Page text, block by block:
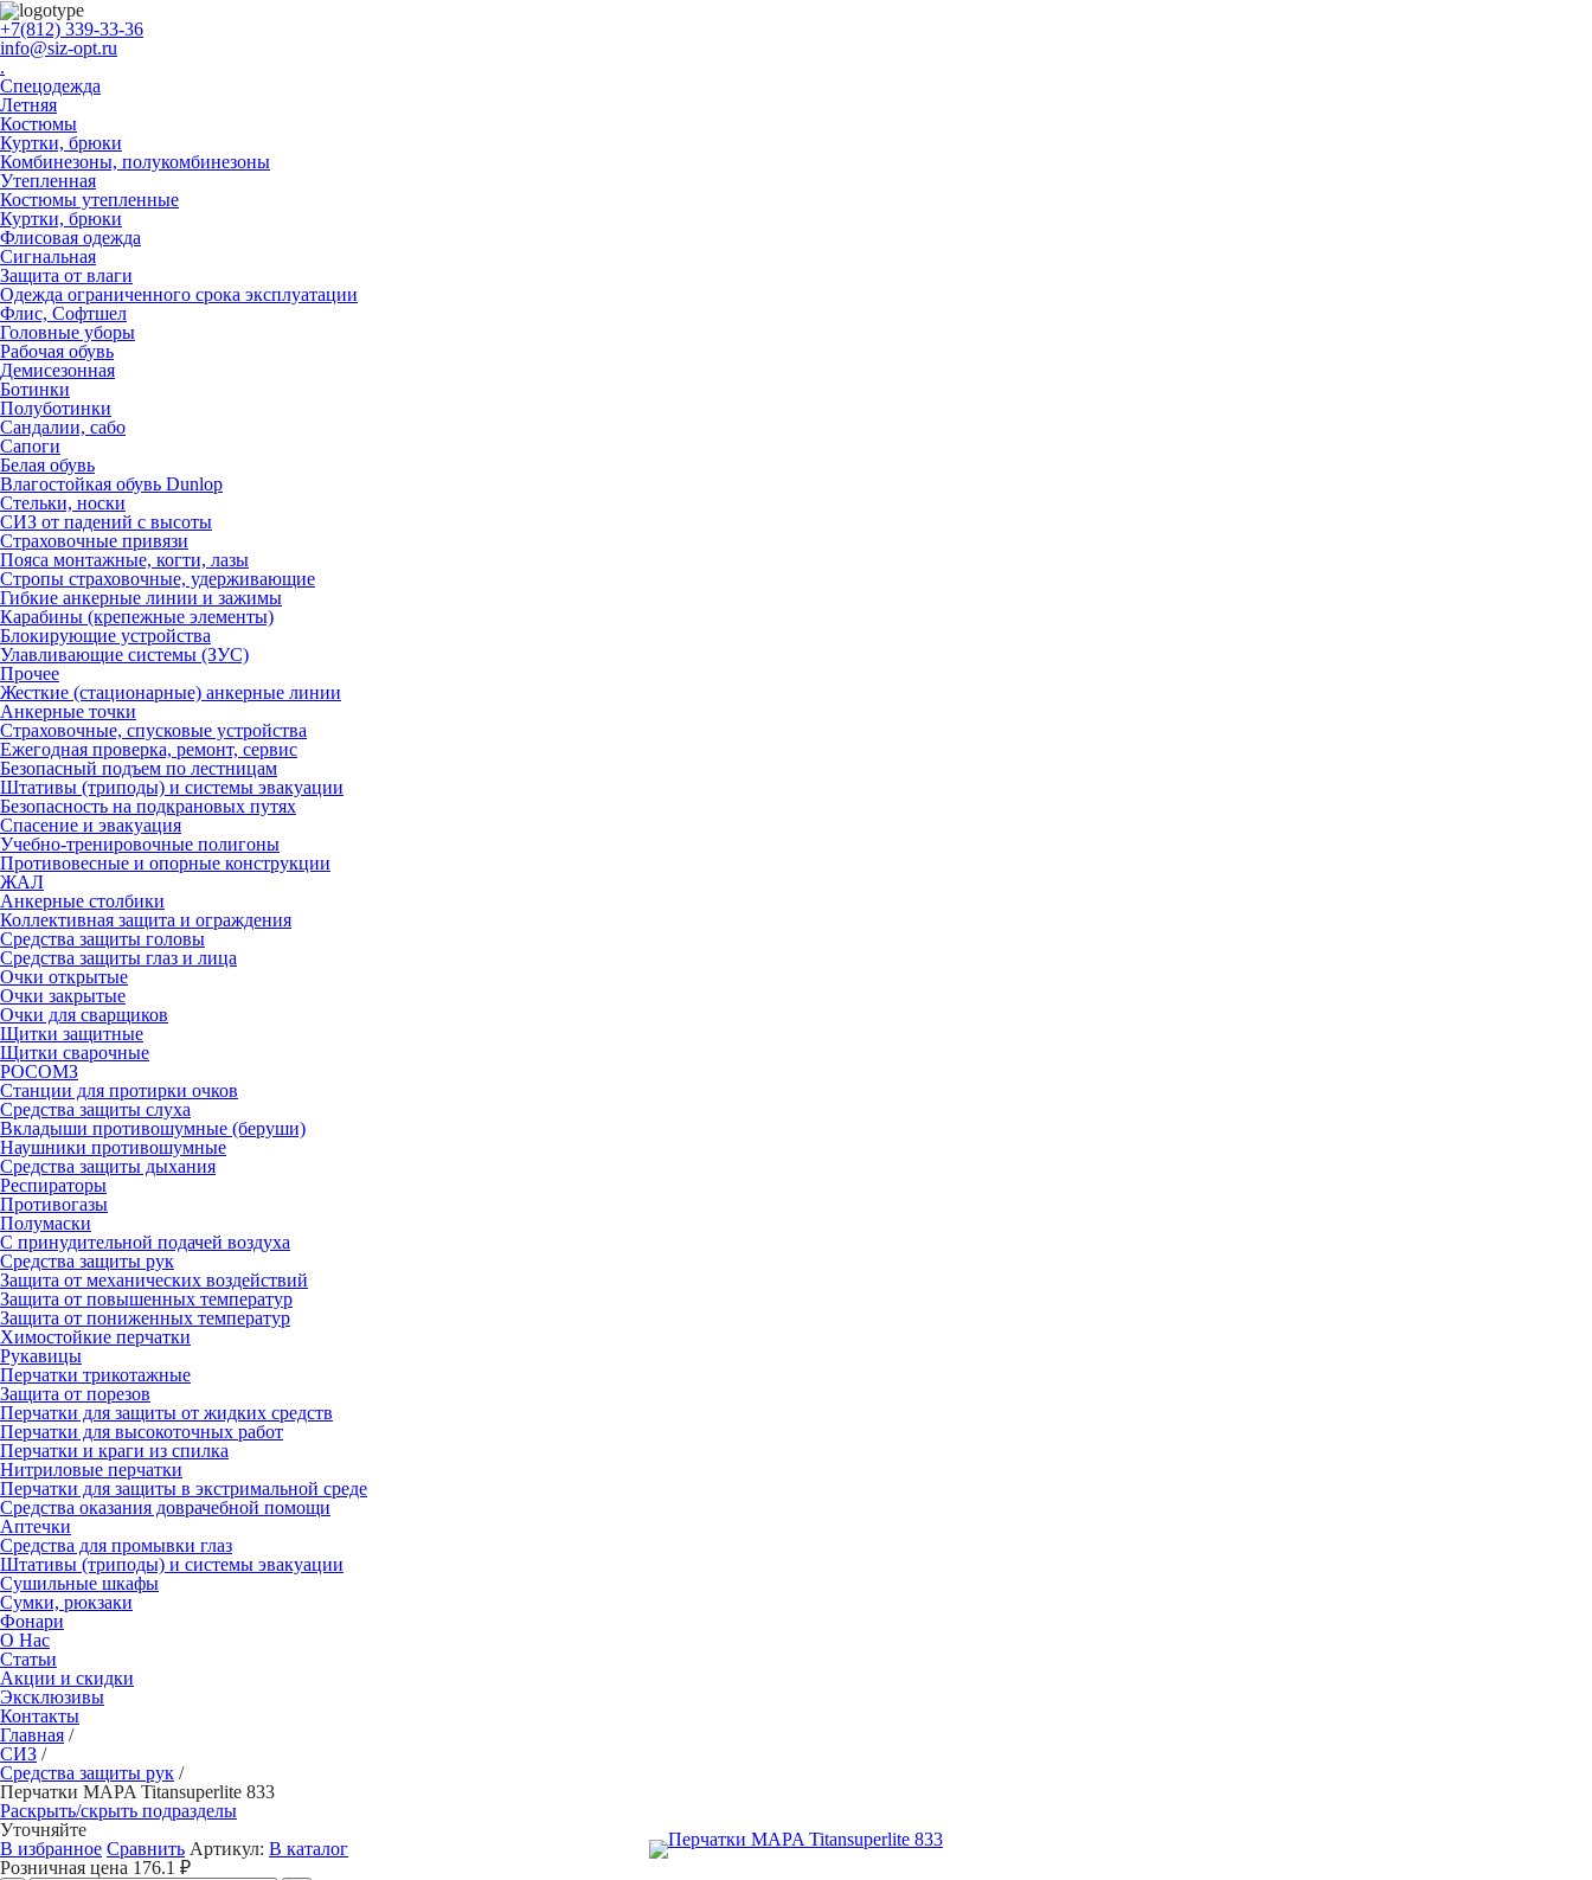
+7(812) 339-33-36
info@siz-opt.ru
.
Спецодежда
Летняя
Костюмы
Куртки, брюки
Комбинезоны, полукомбинезоны
Утепленная
Костюмы утепленные
Куртки, брюки
Флисовая одежда
Сигнальная
Защита от влаги
Одежда ограниченного срока эксплуатации
Флиc, Софтшел
Головные уборы
Рабочая обувь
Демисезонная
Ботинки
Полуботинки
Сандалии, сабо
Сапоги
Белая обувь
Влагостойкая обувь Dunlop
Стельки, носки
СИЗ от падений с высоты
Страховочные привязи
Пояса монтажные, когти, лазы
Стропы страховочные, удерживающие
Гибкие анкерные линии и зажимы
Карабины (крепежные элементы)
Блокирующие устройства
Улавливающие системы (ЗУС)
Прочее
Жесткие (стационарные) анкерные линии
Анкерные точки
Страховочные, спусковые устройства
Ежегодная проверка, ремонт, сервис
Безопасный подъем по лестницам
Штативы (триподы) и системы эвакуации
Безопасность на подкрановых путях
Спасение и эвакуация
Учебно-тренировочные полигоны
Противовесные и опорные конструкции
ЖАЛ
Анкерные столбики
Коллективная защита и ограждения
Средства защиты головы
Средства защиты глаз и лица
Очки открытые
Очки закрытые
Очки для сварщиков
Щитки защитные
Щитки сварочные
РОСОМЗ
Станции для протирки очков
Средства защиты слуха
Вкладыши противошумные (беруши)
Наушники противошумные
Средства защиты дыхания
Респираторы
Противогазы
Полумаски
С принудительной подачей воздуха
Средства защиты рук
Защита от механических воздействий
Защита от повышенных температур
Защита от пониженных температур
Химостойкие перчатки
Рукавицы
Перчатки трикотажные
Защита от порезов
Перчатки для защиты от жидких средств
Перчатки для высокоточных работ
Перчатки и краги из спилка
Нитриловые перчатки
Перчатки для защиты в экстримальной среде
Средства оказания доврачебной помощи
Аптечки
Средства для промывки глаз
Штативы (триподы) и системы эвакуации
Сушильные шкафы
Сумки, рюкзаки
Фонари
О Нас
Статьи
Акции и скидки
Эксклюзивы
Контакты
Главная /
СИЗ /
Средства защиты рук /
Перчатки MAPA Titansuperlite 833
Раскрыть/скрыть подразделы
Уточняйте
В избранное Сравнить Артикул: В каталог
Розничная цена 176.1 ₽